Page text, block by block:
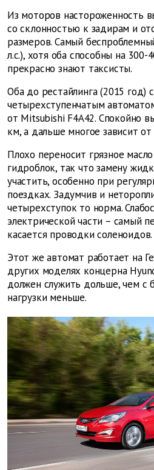
Из моторов настороженность
со склонностью к задирам и
размеров. Самый
л.с.), хотя оба способны на
прекрасно знают таксисты.
Оба до рестайлинга (2015 год)
четырехступенчатым
от Mitsubishi F4A42. Спокойно
км, а дальше многое зависит от
Плохо переносит грязное
гидроблок, так что замену
участить, особенно при
поездках. Задумчив и
четырехступок то норма.
электрической части – самый
касается проводки соленоидов.
Этот же автомат работает на
других моделях концерна
должен служить дольше, чем с
нагрузки меньше.